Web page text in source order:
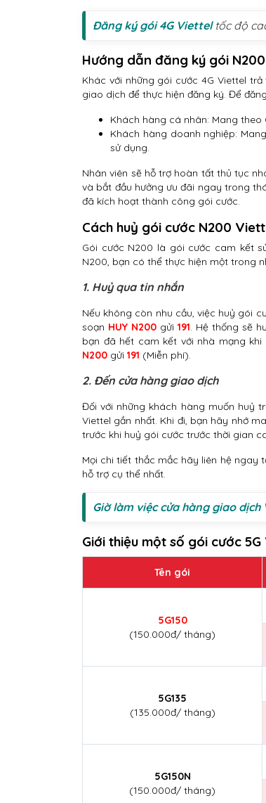
Đăng ký gói 4G Vietteltốc độ
Hướng dẫn đăng ký gói
Khác với những gói cước 4G Viettel
giao dịch để thực hiện đăng ký. Để
Khách hàng cá nhân: Mang theo
Khách hàng doanh nghiệp:
sử dụng.
Nhân viên sẽ hỗ trợ hoàn tất thủ tục
và bắt đầu hưởng ưu đãi ngay trong
đã kích hoạt thành công gói cước.
Cách huỷ gói cước N200
Gói cước N200 là gói cước cam kết
N200, bạn có thể thực hiện một trong
1. Huỷ qua tin nhắn
Nếu không còn nhu cầu, việc huỷ gói
soạn HUY N200 gửi191. Hệ thống sẽ
bạn đã hết cam kết với nhà mạng
N200 gửi 191 (Miễn phí).
2. Đến cửa hàng giao dịch
Đối với những khách hàng muốn huỷ
Viettel gần nhất. Khi đi, bạn hãy nhớ
trước khi huỷ gói cước trước thời gian
Mọi chi tiết thắc mắc hãy liên hệ ngay
hỗ trợ cụ thể nhất.
Giờ làm việc cửa hàng giao dịch
Giới thiệu một số gói cước
Tên gói
5G150
(150.000đ/ tháng)
5G135
(135.000đ/ tháng)
5G150N
(150.000đ/ tháng)